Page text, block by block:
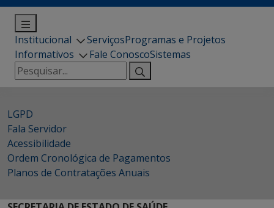
Institucional ServiçosProgramas e Projetos
Informativos
Fale ConoscoSistemas
Pesquisar
por:
LGPD
Fala Servidor
Acessibilidade
Ordem Cronológica de Pagamentos
Planos de Contratações Anuais